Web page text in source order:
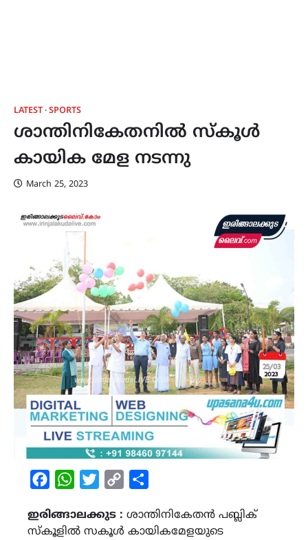
LATEST SPORTS
ശാന്തിനികേതനിൽ സ്കൂൾ
കായിക മേള നടന്നു
March 25, 2023
FacebookWhatsAppTwitterCopy
ഇരിങ്ങാലക്കുട : ശാന്തിനികേതൻ പബ്ലിക്
സ്കൂളിൽ സകൂൾ കായികമേളയുടെ